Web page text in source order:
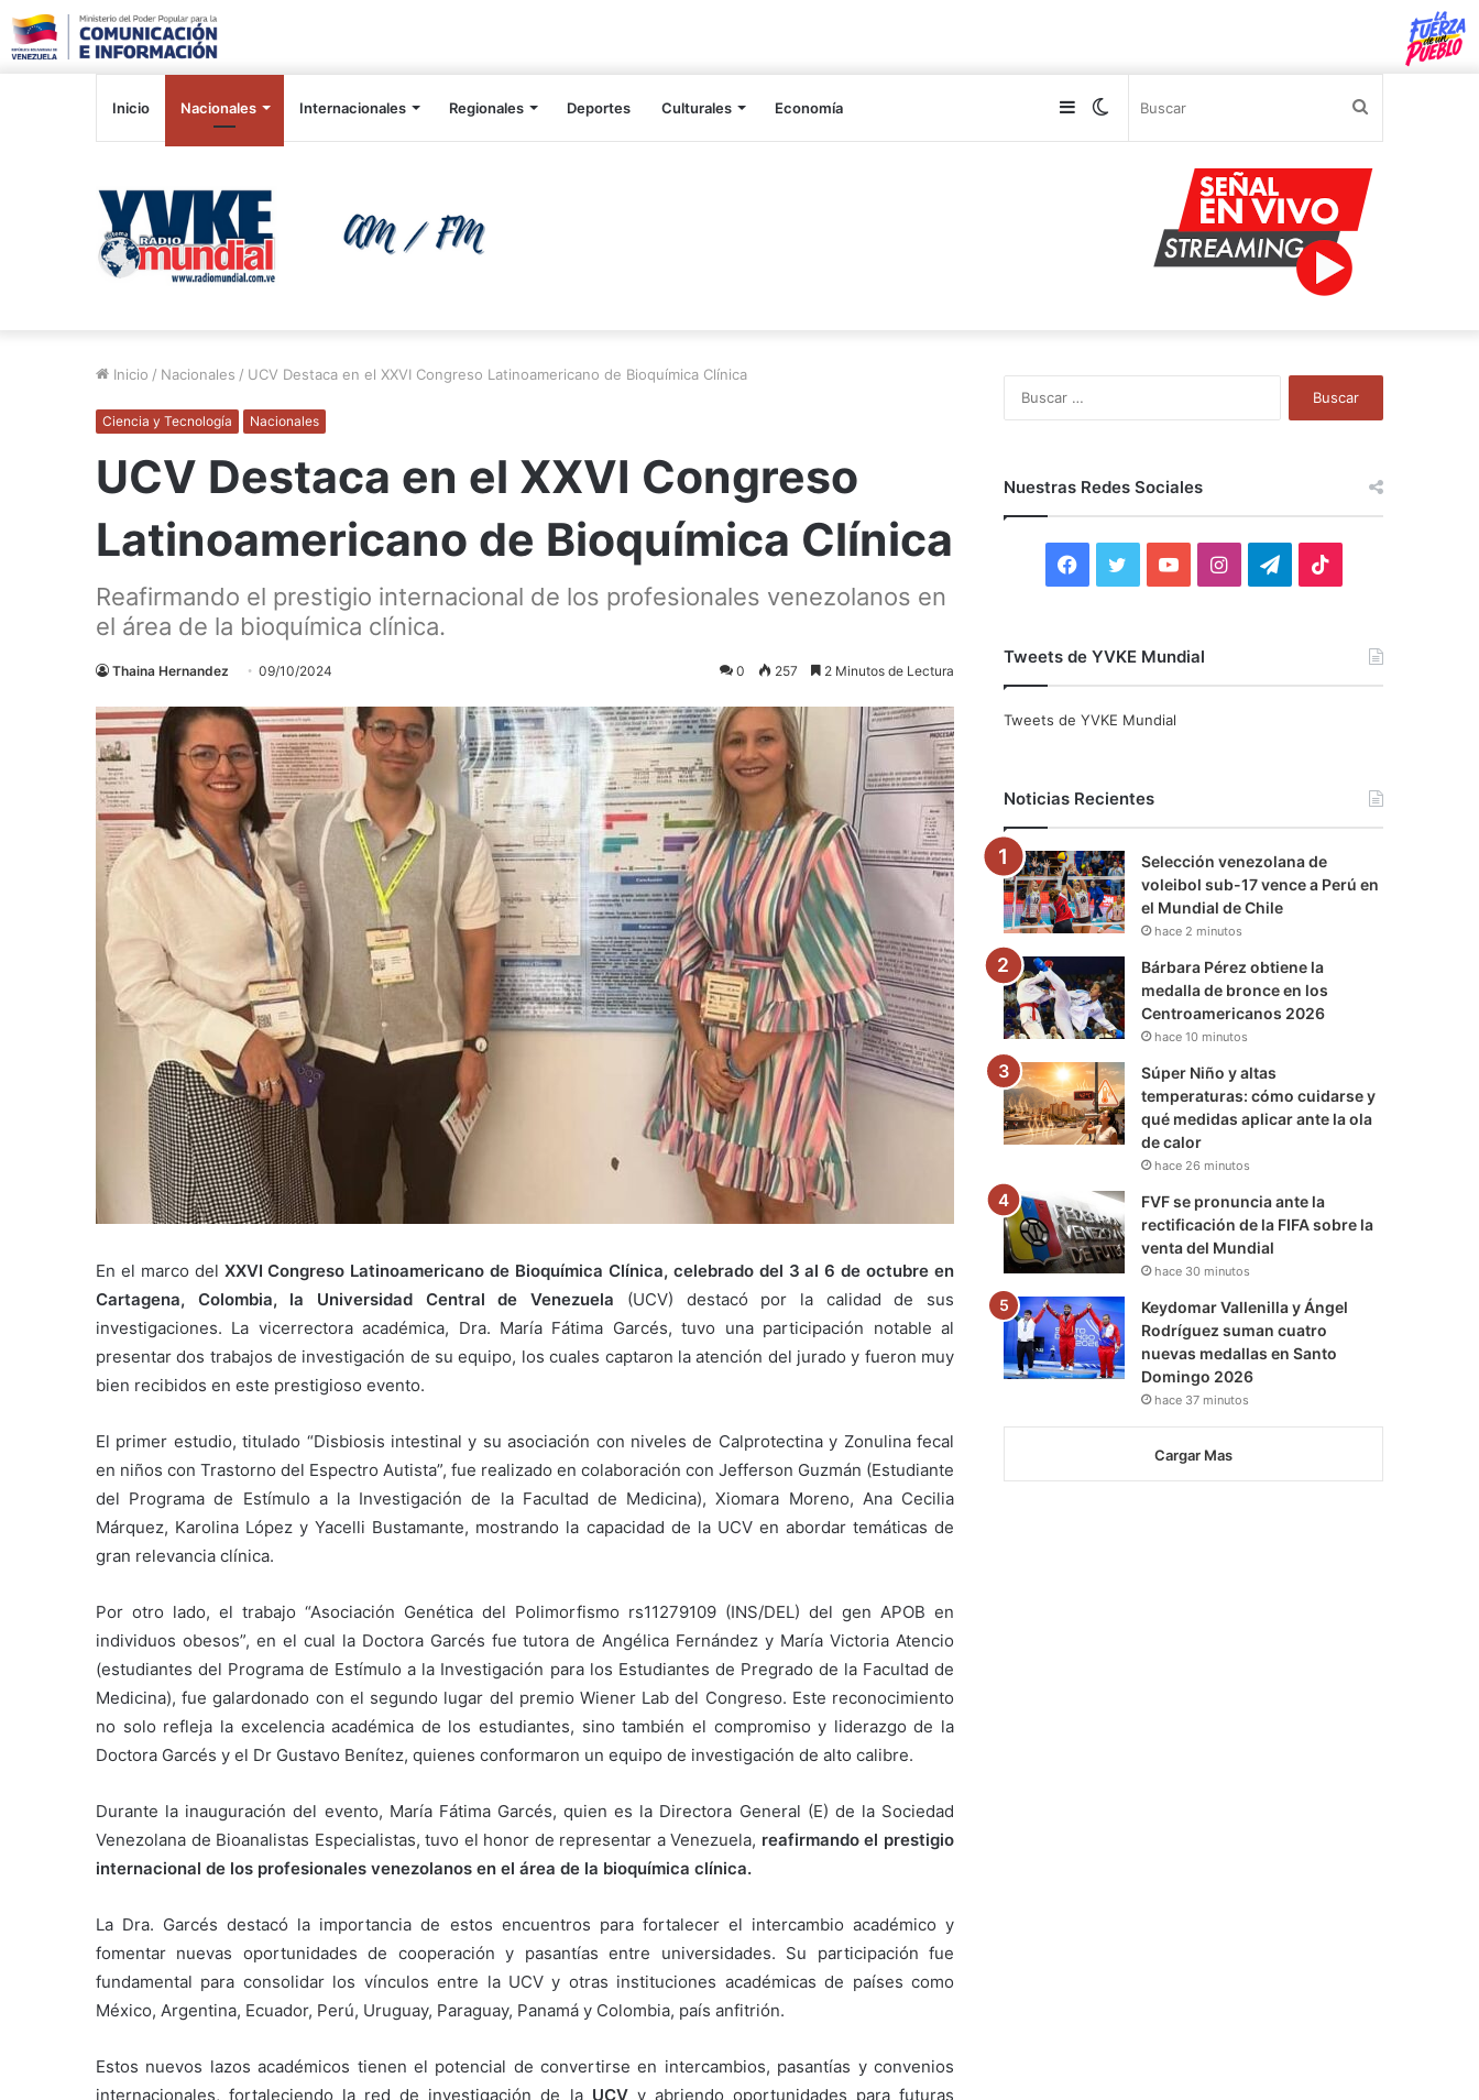
Inicio Nacionales Internacionales Regionales Deportes Culturales Economía Switch
Sidebar
Inicio / Nacionales / UCV Destaca en el XXVI Congreso Latinoamericano de Bioquímica Clínica
Ciencia y Tecnología Nacionales
UCV Destaca en el XXVI Congreso
Latinoamericano de Bioquímica Clínica
Reafirmando el prestigio internacional de los profesionales venezolanos en
el área de la bioquímica clínica.
Thaina Hernandez 09/10/2024 0 257 2 Minutos de Lectura
En el marco del XXVI Congreso Latinoamericano de Bioquímica Clínica, celebrado del 3 al 6 de octubre en
Cartagena, Colombia, la Universidad Central de Venezuela (UCV) destacó por la calidad de sus
investigaciones. La vicerrectora académica, Dra. María Fátima Garcés, tuvo una participación notable al
presentar dos trabajos de investigación de su equipo, los cuales captaron la atención del jurado y fueron muy
bien recibidos en este prestigioso evento.
El primer estudio, titulado “Disbiosis intestinal y su asociación con niveles de Calprotectina y Zonulina fecal
en niños con Trastorno del Espectro Autista”, fue realizado en colaboración con Jefferson Guzmán (Estudiante
del Programa de Estímulo a la Investigación de la Facultad de Medicina), Xiomara Moreno, Ana Cecilia
Márquez, Karolina López y Yacelli Bustamante, mostrando la capacidad de la UCV en abordar temáticas de
gran relevancia clínica.
Por otro lado, el trabajo “Asociación Genética del Polimorfismo rs11279109 (INS/DEL) del gen APOB en
individuos obesos”, en el cual la Doctora Garcés fue tutora de Angélica Fernández y María Victoria Atencio
(estudiantes del Programa de Estímulo a la Investigación para los Estudiantes de Pregrado de la Facultad de
Medicina), fue galardonado con el segundo lugar del premio Wiener Lab del Congreso. Este reconocimiento
no solo refleja la excelencia académica de los estudiantes, sino también el compromiso y liderazgo de la
Doctora Garcés y el Dr Gustavo Benítez, quienes conformaron un equipo de investigación de alto calibre.
Durante la inauguración del evento, María Fátima Garcés, quien es la Directora General (E) de la Sociedad
Venezolana de Bioanalistas Especialistas, tuvo el honor de representar a Venezuela, reafirmando el prestigio
internacional de los profesionales venezolanos en el área de la bioquímica clínica.
La Dra. Garcés destacó la importancia de estos encuentros para fortalecer el intercambio académico y
fomentar nuevas oportunidades de cooperación y pasantías entre universidades. Su participación fue
fundamental para consolidar los vínculos entre la UCV y otras instituciones académicas de países como
México, Argentina, Ecuador, Perú, Uruguay, Paraguay, Panamá y Colombia, país anfitrión.
Estos nuevos lazos académicos tienen el potencial de convertirse en intercambios, pasantías y convenios
internacionales, fortaleciendo la red de investigación de la UCVy abriendo oportunidades para futuras
Nuestras Redes Sociales
F
c
o
k
i
r
Y
u
e
I
r
a
m
T
a
m
Tweets de YVKE Mundial
Tweets de YVKE Mundial
Noticias Recientes
Selección venezolana de
voleibol sub-17 vence a Perú en
el Mundial de Chile
hace 2 minutos
Bárbara Pérez obtiene la
medalla de bronce en los
Centroamericanos 2026
hace 10 minutos
Súper Niño y altas
temperaturas: cómo cuidarse y
qué medidas aplicar ante la ola
de calor
hace 26 minutos
FVF se pronuncia ante la
rectificación de la FIFA sobre la
venta del Mundial
hace 30 minutos
Keydomar Vallenilla y Ángel
Rodríguez suman cuatro
nuevas medallas en Santo
Domingo 2026
hace 37 minutos
Cargar Mas